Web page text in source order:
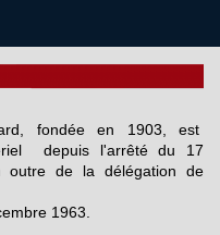
fondée en 1903, est
depuis l'arrêté du 17
outre de la délégation de
1963.